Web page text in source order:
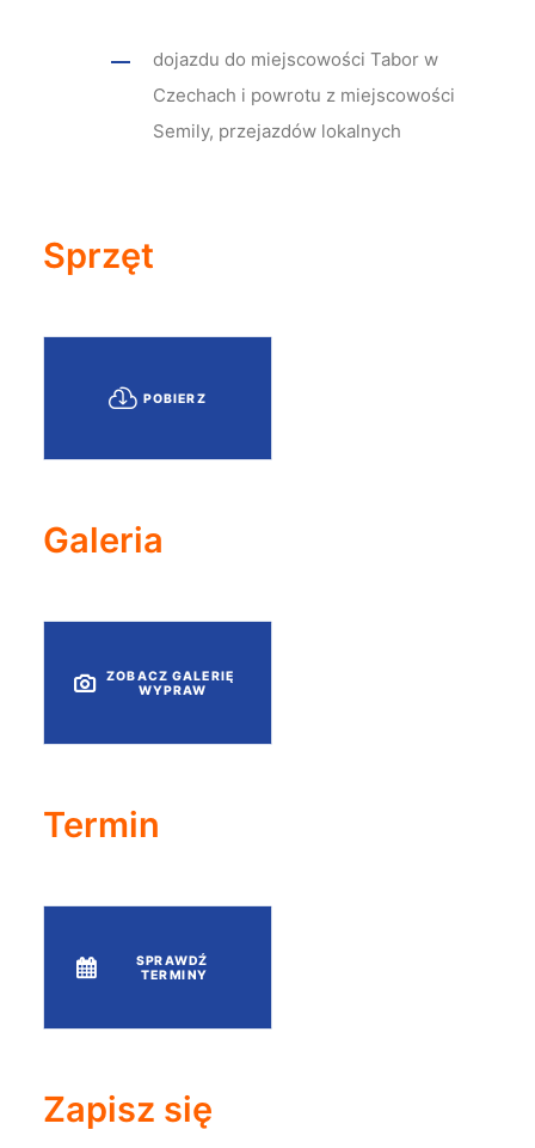
dojazdu do miejscowości Tabor w
Czechach i powrotu z miejscowości
Semily, przejazdów lokalnych
Sprzęt
POBIERZ
Galeria
ZOBACZ GALERIĘ
WYPRAW
Termin
SPRAWDŹ
TERMINY
Zapisz się